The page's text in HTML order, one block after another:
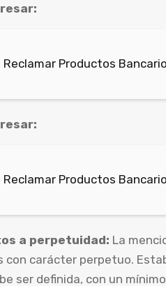
Reclamar Productos
Reclamar Productos
a perpetuidad: La
con carácter perpetuo.
ser definida, con un